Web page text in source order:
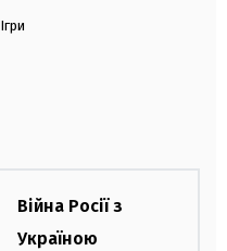
Ігри
Війна Росії з
Україною